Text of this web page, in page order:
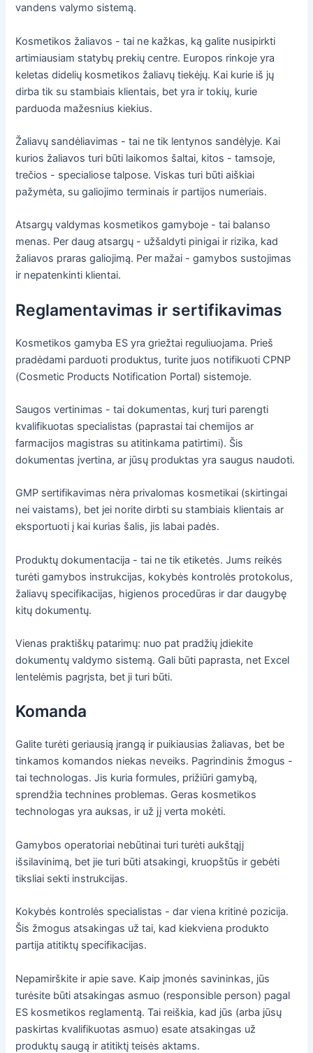
vandens valymo sistemą.
Kosmetikos žaliavos - tai ne kažkas, ką galite nusipirkti
artimiausiam statybų prekių centre. Europos rinkoje yra
keletas didelių kosmetikos žaliavų tiekėjų. Kai kurie iš jų
dirba tik su stambiais klientais, bet yra ir tokių, kurie
parduoda mažesnius kiekius.
Žaliavų sandėliavimas - tai ne tik lentynos sandėlyje. Kai
kurios žaliavos turi būti laikomos šaltai, kitos - tamsoje,
trečios - specialiose talpose. Viskas turi būti aiškiai
pažymėta, su galiojimo terminais ir partijos numeriais.
Atsargų valdymas kosmetikos gamyboje - tai balanso
menas. Per daug atsargų - užšaldyti pinigai ir rizika, kad
žaliavos praras galiojimą. Per mažai - gamybos sustojimas
ir nepatenkinti klientai.
Reglamentavimas ir sertifikavimas
Kosmetikos gamyba ES yra griežtai reguliuojama. Prieš
pradėdami parduoti produktus, turite juos notifikuoti CPNP
(Cosmetic Products Notification Portal) sistemoje.
Saugos vertinimas - tai dokumentas, kurį turi parengti
kvalifikuotas specialistas (paprastai tai chemijos ar
farmacijos magistras su atitinkama patirtimi). Šis
dokumentas įvertina, ar jūsų produktas yra saugus naudoti.
GMP sertifikavimas nėra privalomas kosmetikai (skirtingai
nei vaistams), bet jei norite dirbti su stambiais klientais ar
eksportuoti į kai kurias šalis, jis labai padės.
Produktų dokumentacija - tai ne tik etiketės. Jums reikės
turėti gamybos instrukcijas, kokybės kontrolės protokolus,
žaliavų specifikacijas, higienos procedūras ir dar daugybę
kitų dokumentų.
Vienas praktiškų patarimų: nuo pat pradžių įdiekite
dokumentų valdymo sistemą. Gali būti paprasta, net Excel
lentelėmis pagrįsta, bet ji turi būti.
Komanda
Galite turėti geriausią įrangą ir puikiausias žaliavas, bet be
tinkamos komandos niekas neveiks. Pagrindinis žmogus -
tai technologas. Jis kuria formules, prižiūri gamybą,
sprendžia technines problemas. Geras kosmetikos
technologas yra auksas, ir už jį verta mokėti.
Gamybos operatoriai nebūtinai turi turėti aukštąjį
išsilavinimą, bet jie turi būti atsakingi, kruopštūs ir gebėti
tiksliai sekti instrukcijas.
Kokybės kontrolės specialistas - dar viena kritinė pozicija.
Šis žmogus atsakingas už tai, kad kiekviena produkto
partija atitiktų specifikacijas.
Nepamirškite ir apie save. Kaip įmonės savininkas, jūs
turėsite būti atsakingas asmuo (responsible person) pagal
ES kosmetikos reglamentą. Tai reiškia, kad jūs (arba jūsų
paskirtas kvalifikuotas asmuo) esate atsakingas už
produktų saugą ir atitiktį teisės aktams.